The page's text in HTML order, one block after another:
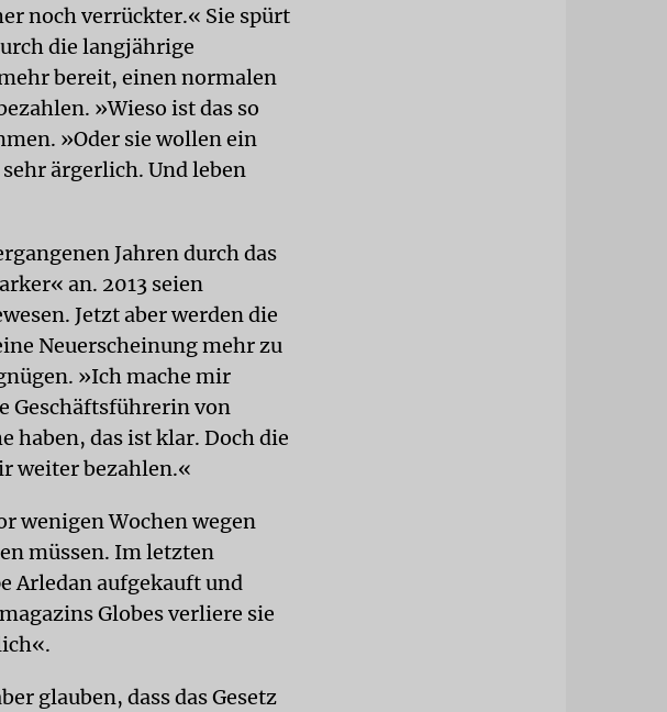
noch verrückter.« Sie spürt
die langjährige
bereit, einen normalen
»Wieso ist das so
»Oder sie wollen ein
ärgerlich. Und leben
Jahren durch das
an. 2013 seien
Jetzt aber werden die
Neuerscheinung mehr zu
»Ich mache mir
Geschäftsführerin von
haben, das ist klar. Doch die
weiter bezahlen.«
wenigen Wochen wegen
müssen. Im letzten
Arledan aufgekauft und
Globes verliere sie
glauben, dass das Gesetz